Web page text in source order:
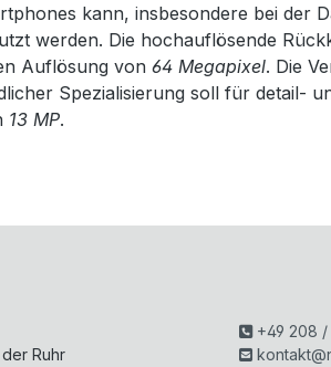
kann, insbesondere bei der
werden. Die hochauflösende
Auflösung von 64 Megapixel. Die
Spezialisierung soll für detail-
13 MP.
Ruhr
+49 208 /